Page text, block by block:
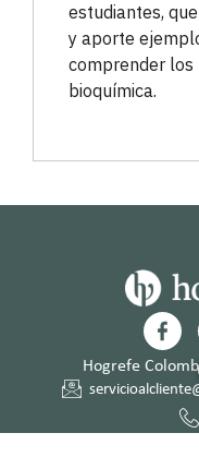
estudiantes,
y aporte
comprender
bioquímica.
Hogrefe